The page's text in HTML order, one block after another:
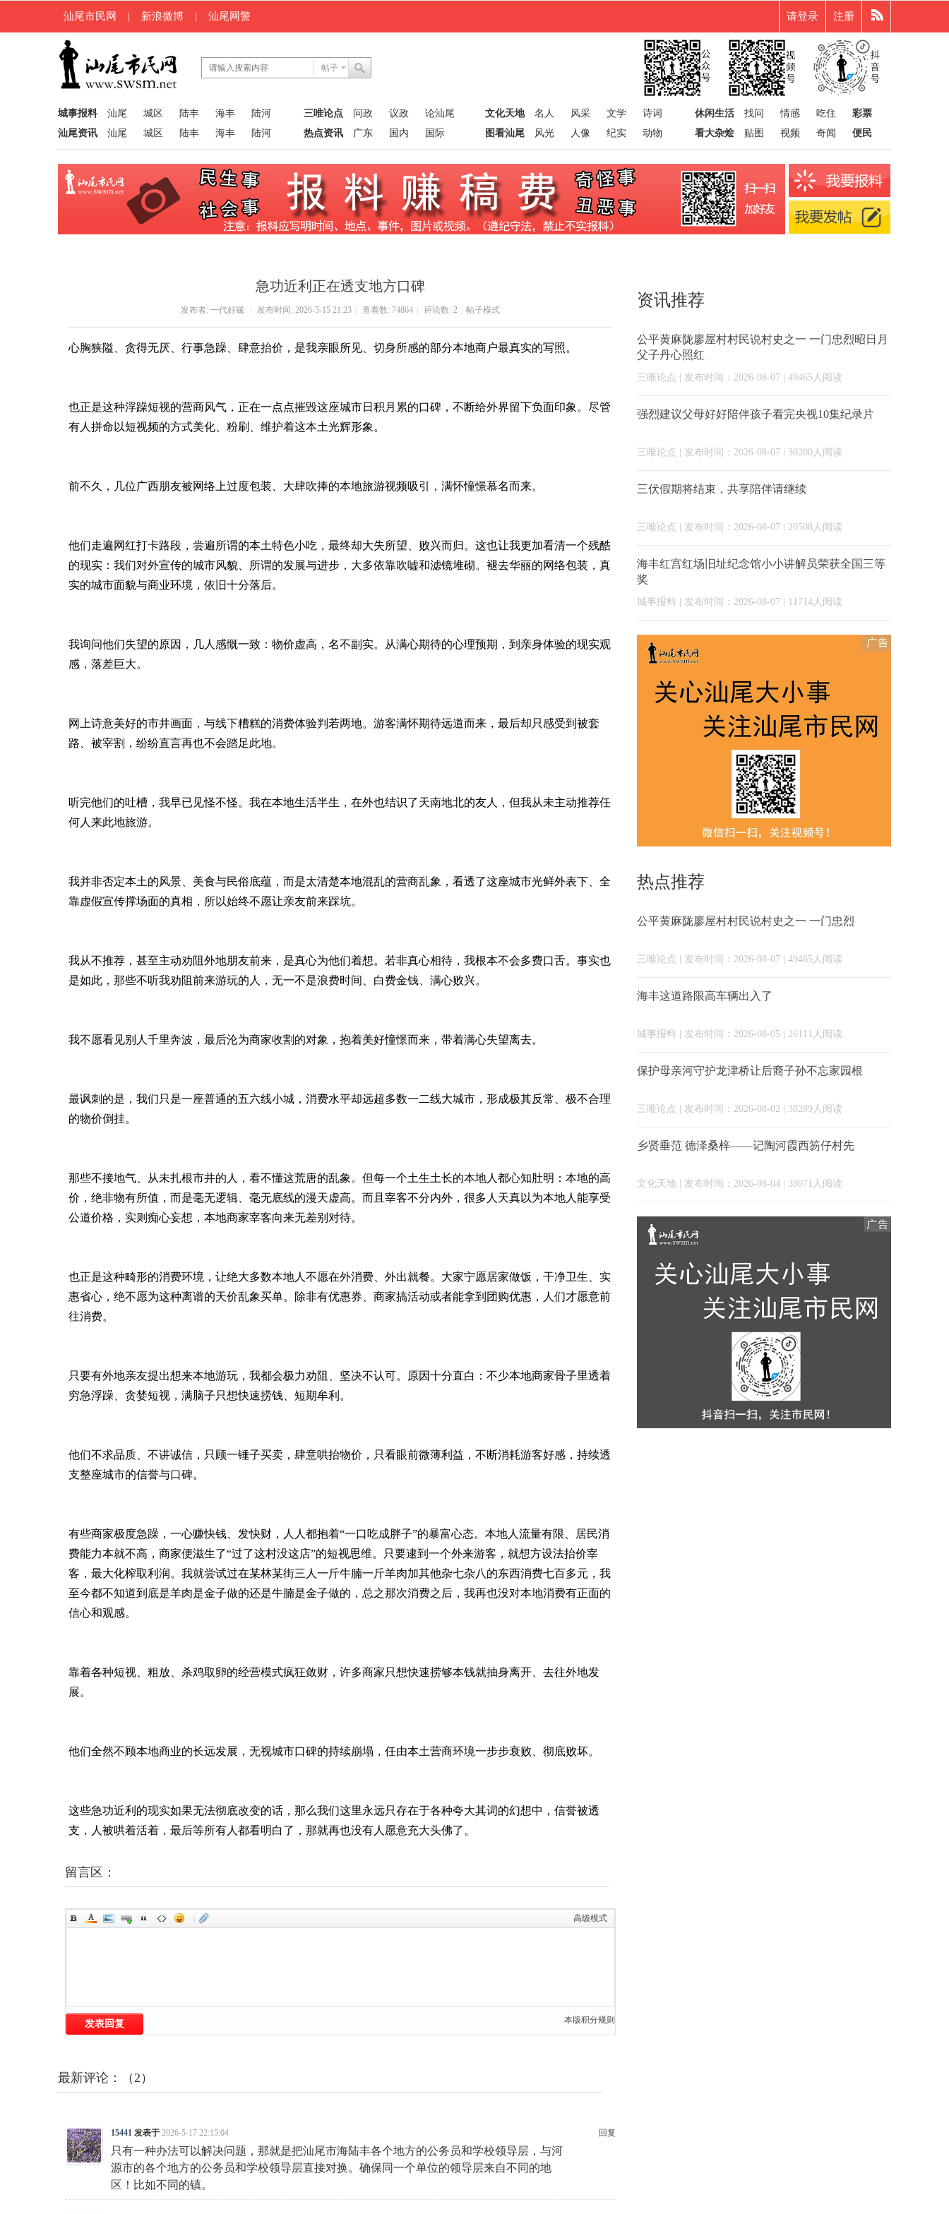
汕尾市民网 | 新浪微博 | 汕尾网警 请登录 注册
帖子
城事报料 汕尾 城区 陆丰 海丰
陆河
汕尾资讯
汕尾 城区 陆丰 海丰 陆河
三唯论点 问政 议政
论汕尾
热点资讯
广东 国内 国际
文化天地 名人 风采 文学
诗词
图看汕尾
风光 人像 纪实 动物
休闲生活 找问 情感 吃住
彩票
看大杂烩
贴图 视频 奇闻 便民
急功近利正在透支地方口碑
发布者: 一代好贼 发布时间: 2026-5-15 21:23 查看数: 74864 评论数: 2 帖子模式
心胸狭隘、贪得无厌、行事急躁、肆意抬价，是我亲眼所见、切身所感的部分本地商户最真实的写照。
也正是这种浮躁短视的营商风气，正在一点点摧毁这座城市日积月累的口碑，不断给外界留下负面印象。尽管
有人拼命以短视频的方式美化、粉刷、维护着这本土光辉形象。
前不久，几位广西朋友被网络上过度包装、大肆吹捧的本地旅游视频吸引，满怀憧憬慕名而来。
他们走遍网红打卡路段，尝遍所谓的本土特色小吃，最终却大失所望、败兴而归。这也让我更加看清一个残酷
的现实：我们对外宣传的城市风貌、所谓的发展与进步，大多依靠吹嘘和滤镜堆砌。褪去华丽的网络包装，真
实的城市面貌与商业环境，依旧十分落后。
我询问他们失望的原因，几人感慨一致：物价虚高，名不副实。从满心期待的心理预期，到亲身体验的现实观
感，落差巨大。
网上诗意美好的市井画面，与线下糟糕的消费体验判若两地。游客满怀期待远道而来，最后却只感受到被套
路、被宰割，纷纷直言再也不会踏足此地。
听完他们的吐槽，我早已见怪不怪。我在本地生活半生，在外也结识了天南地北的友人，但我从未主动推荐任
何人来此地旅游。
我并非否定本土的风景、美食与民俗底蕴，而是太清楚本地混乱的营商乱象，看透了这座城市光鲜外表下、全
靠虚假宣传撑场面的真相，所以始终不愿让亲友前来踩坑。
我从不推荐，甚至主动劝阻外地朋友前来，是真心为他们着想。若非真心相待，我根本不会多费口舌。事实也
是如此，那些不听我劝阻前来游玩的人，无一不是浪费时间、白费金钱、满心败兴。
我不愿看见别人千里奔波，最后沦为商家收割的对象，抱着美好憧憬而来，带着满心失望离去。
最讽刺的是，我们只是一座普通的五六线小城，消费水平却远超多数一二线大城市，形成极其反常、极不合理
的物价倒挂。
那些不接地气、从未扎根市井的人，看不懂这荒唐的乱象。但每一个土生土长的本地人都心知肚明：本地的高
价，绝非物有所值，而是毫无逻辑、毫无底线的漫天虚高。而且宰客不分内外，很多人天真以为本地人能享受
公道价格，实则痴心妄想，本地商家宰客向来无差别对待。
也正是这种畸形的消费环境，让绝大多数本地人不愿在外消费、外出就餐。大家宁愿居家做饭，干净卫生、实
惠省心，绝不愿为这种离谱的天价乱象买单。除非有优惠券、商家搞活动或者能拿到团购优惠，人们才愿意前
往消费。
只要有外地亲友提出想来本地游玩，我都会极力劝阻、坚决不认可。原因十分直白：不少本地商家骨子里透着
穷急浮躁、贪婪短视，满脑子只想快速捞钱、短期牟利。
他们不求品质、不讲诚信，只顾一锤子买卖，肆意哄抬物价，只看眼前微薄利益，不断消耗游客好感，持续透
支整座城市的信誉与口碑。
有些商家极度急躁，一心赚快钱、发快财，人人都抱着“一口吃成胖子”的暴富心态。本地人流量有限、居民消
费能力本就不高，商家便滋生了“过了这村没这店”的短视思维。只要逮到一个外来游客，就想方设法抬价宰
客，最大化榨取利润。我就尝试过在某林某街三人一斤牛腩一斤羊肉加其他杂七杂八的东西消费七百多元，我
至今都不知道到底是羊肉是金子做的还是牛腩是金子做的，总之那次消费之后，我再也没对本地消费有正面的
信心和观感。
靠着各种短视、粗放、杀鸡取卵的经营模式疯狂敛财，许多商家只想快速捞够本钱就抽身离开、去往外地发
展。
他们全然不顾本地商业的长远发展，无视城市口碑的持续崩塌，任由本土营商环境一步步衰败、彻底败坏。
这些急功近利的现实如果无法彻底改变的话，那么我们这里永远只存在于各种夸大其词的幻想中，信誉被透
支，人被哄着活着，最后等所有人都看明白了，那就再也没有人愿意充大头佛了。
留言区：
高级模式
本版积分规则
发表回复
最新评论：（2）
回复
15441 发表于 2026-5-17 22:15:04
只有一种办法可以解决问题，那就是把汕尾市海陆丰各个地方的公务员和学校领导层，与河
源市的各个地方的公务员和学校领导层直接对换。确保同一个单位的领导层来自不同的地
区！比如不同的镇。
资讯推荐
公平黄麻陇廖屋村村民说村史之一 一门忠烈昭日月
父子丹心照红
三唯论点 | 发布时间：2026-08-07 | 49465人阅读
强烈建议父母好好陪伴孩子看完央视10集纪录片
三唯论点 | 发布时间：2026-08-07 | 30200人阅读
三伏假期将结束，共享陪伴请继续
三唯论点 | 发布时间：2026-08-07 | 20508人阅读
海丰红宫红场旧址纪念馆小小讲解员荣获全国三等
奖
城事报料 | 发布时间：2026-08-07 | 11714人阅读
热点推荐
公平黄麻陇廖屋村村民说村史之一 一门忠烈
三唯论点 | 发布时间：2026-08-07 | 49465人阅读
海丰这道路限高车辆出入了
城事报料 | 发布时间：2026-08-05 | 26111人阅读
保护母亲河守护龙津桥让后裔子孙不忘家园根
三唯论点 | 发布时间：2026-08-02 | 38289人阅读
乡贤垂范 德泽桑梓——记陶河霞西笏仔村先
文化天地 | 发布时间：2026-08-04 | 38071人阅读